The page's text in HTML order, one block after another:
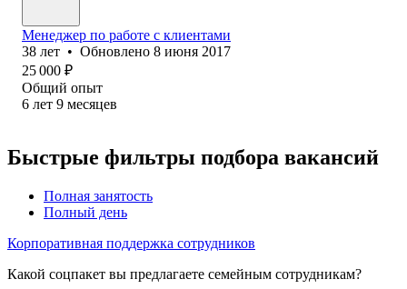
Менеджер по работе с клиентами
38 лет • Обновлено 8 июня 2017
25 000 ₽
Общий опыт
6 лет 9 месяцев
Быстрые фильтры подбора вакансий
Полная занятость
Полный день
Корпоративная поддержка сотрудников
Какой соцпакет вы предлагаете семейным сотрудникам?